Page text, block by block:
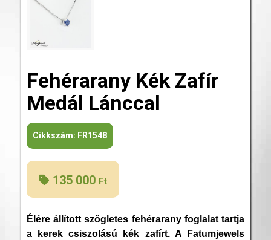
Fehérarany Kék Zafír
Medál Lánccal
Cikkszám: FR1548
135 000 Ft
Élére állított szögletes fehérarany foglalat tartja
a kerek csiszolású kék zafírt. A Fatumjewels